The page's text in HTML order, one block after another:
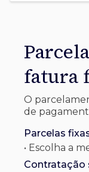
fatura
O
de
Parcelas
• Escolha a
Contratação